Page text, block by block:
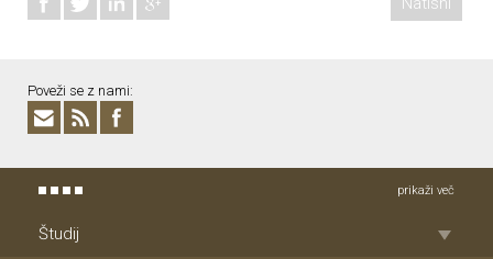
Poveži se z nami:
prikaži več
Študij